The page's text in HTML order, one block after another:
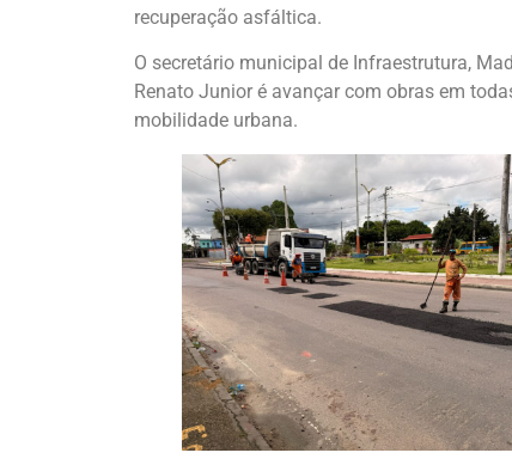
recuperação asfáltica.
O secretário municipal de Infraestrutura,
Renato Junior é avançar com obras em
mobilidade urbana.